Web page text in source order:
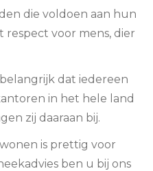
die voldoen aan hun
respect voor mens, dier
belangrijk dat iedereen
in het hele land
zij daaraan bij.
is prettig voor
ben u bij ons